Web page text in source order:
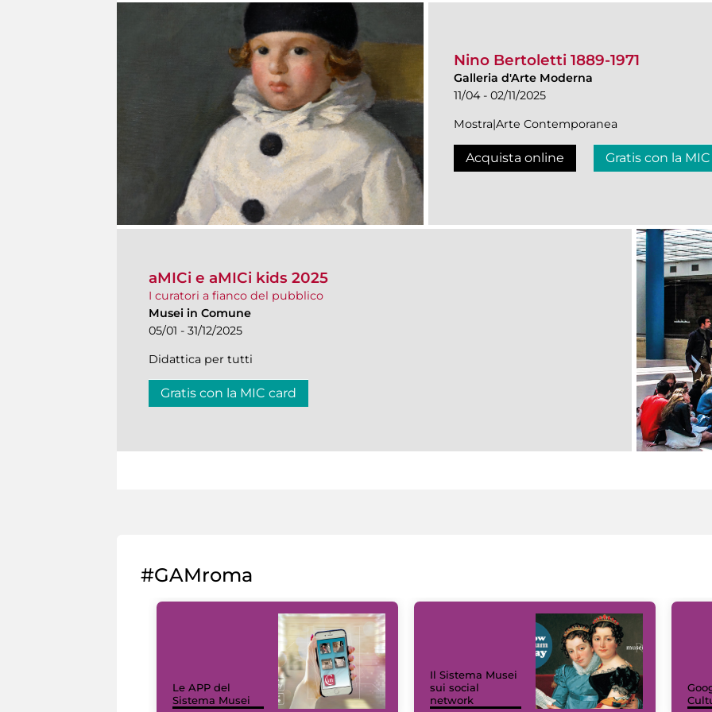
Nino Bertoletti 1889-1971
Galleria d'Arte Moderna
11/04 - 02/11/2025
Mostra|Arte Contemporanea
Acquista online Gratis con la
aMICi e aMICi kids 2025
I curatori a fianco del pubblico
Musei in Comune
05/01 - 31/12/2025
Didattica per tutti
Gratis con la MIC card
#GAMroma
Le APP del
Sistema Musei
Il Sistema Musei
sui social
network